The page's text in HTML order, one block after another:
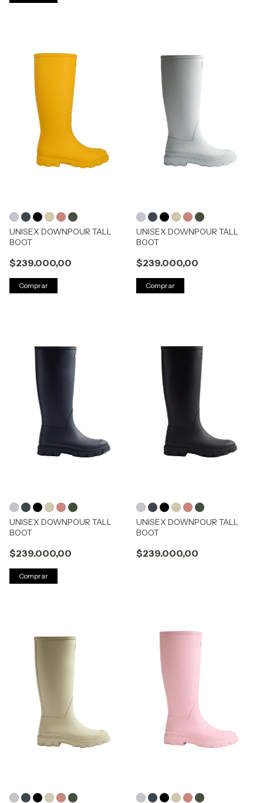
UNISEX DOWNPOUR TALL
BOOT
$239.000,00
Comprar
UNISEX DOWNPOUR TALL
BOOT
$239.000,00
Comprar
UNISEX DOWNPOUR TALL
BOOT
$239.000,00
Comprar
UNISEX DOWNPOUR TALL
BOOT
$239.000,00